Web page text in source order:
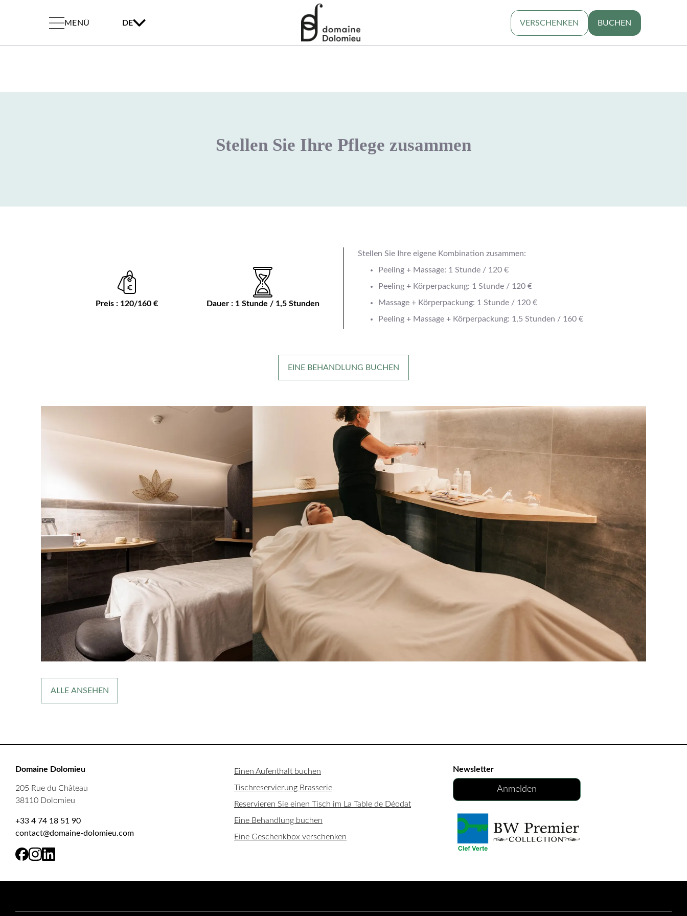
MENÜ DE VERSCHENKEN BUCHEN
Stellen Sie Ihre Pflege zusammen
Preis : 120/160 € Dauer : 1 Stunde / 1,5 Stunden
Stellen Sie Ihre eigene Kombination zusammen:
Peeling + Massage: 1 Stunde / 120 €
Peeling + Körperpackung: 1 Stunde / 120 €
Massage + Körperpackung: 1 Stunde / 120 €
Peeling + Massage + Körperpackung: 1,5 Stunden / 160 €
EINE BEHANDLUNG BUCHEN
ALLE ANSEHEN
Domaine Dolomieu
205 Rue du Château
38110 Dolomieu
+33 4 74 18 51 90
contact@domaine-dolomieu.com
Einen Aufenthalt buchen
Tischreservierung Brasserie
Reservieren Sie einen Tisch im La Table de Déodat
Eine Behandlung buchen
Eine Geschenkbox verschenken
Newsletter
Anmelden